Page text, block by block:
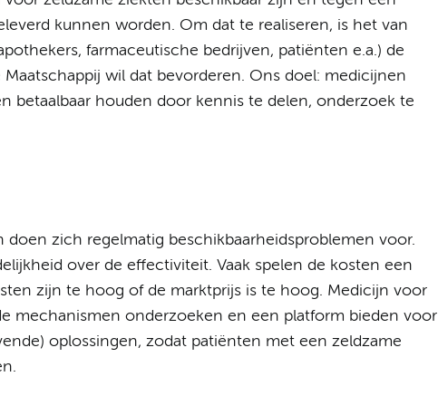
kunnen worden. Om dat te realiseren, is het van
farmaceutische bedrijven, patiënten e.a.) de
wil dat bevorderen. Ons doel: medicijnen
betaalbaar houden door kennis te delen, onderzoek te
zich regelmatig beschikbaarheidsproblemen voor.
over de effectiviteit. Vaak spelen de kosten een
zijn te hoog of de marktprijs is te hoog. Medicijn voor
mechanismen onderzoeken en een platform bieden voor
oplossingen, zodat patiënten met een zeldzame